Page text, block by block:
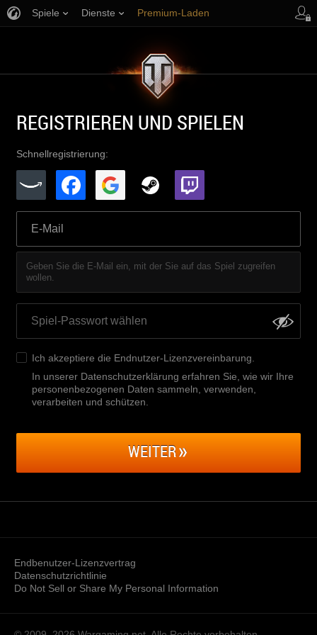
Spiele Dienste Premium-Laden
REGISTRIEREN UND SPIELEN
Schnellregistrierung:
Geben Sie die E-Mail ein, mit der Sie auf das Spiel zugreifen
wollen.
Ich akzeptiere die Endnutzer-Lizenzvereinbarung
In unserer Datenschutzerklärung erfahren Sie, wie wir Ihre
personenbezogenen Daten sammeln, verwenden,
verarbeiten und schützen
WEITER
Endbenutzer-Lizenzvertrag
Datenschutzrichtlinie
Do Not Sell or Share My Personal Information